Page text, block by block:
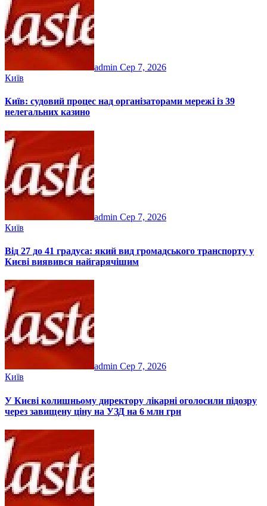
admin Сер 7, 2026
Київ
Київ: судовий процес над організаторами мережі із 39
нелегальних казино
admin Сер 7, 2026
Київ
Від 27 до 41 градуса: який вид громадського транспорту у
Києві виявився найгарячішим
admin Сер 7, 2026
Київ
У Києві колишньому директору лікарні оголосили підозру
через завищену ціну на УЗД на 6 млн грн